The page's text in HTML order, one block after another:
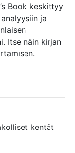
Book keskittyy
ja
Itse näin kirjan
kentät